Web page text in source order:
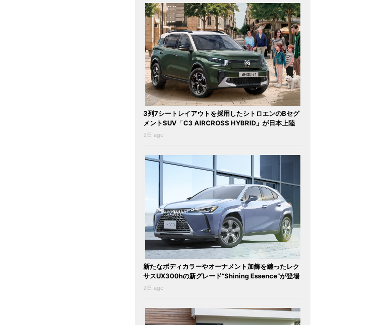
3列7シートレイアウトを採用したシトロエンのBセグ
メントSUV「C3 AIRCROSS HYBRID」が日本上陸
2日 ago
新たなボディカラーやオーナメント加飾を纏ったレク
サスUX300hの新グレード“Shining Essence”が登場
2日 ago